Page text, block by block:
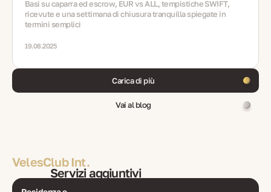
Basi su caparra ed escrow, EUR vs ALL, tempistiche SWIFT,
ricevute e una settimana di chiusura tranquilla spiegate in
termini semplici
19.08.2025
Carica di più
Vai al blog
VelesClub Int.
Servizi aggiuntivi